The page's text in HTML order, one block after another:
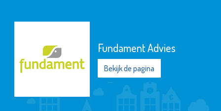
Departement
Noord
Bekijk de pagina